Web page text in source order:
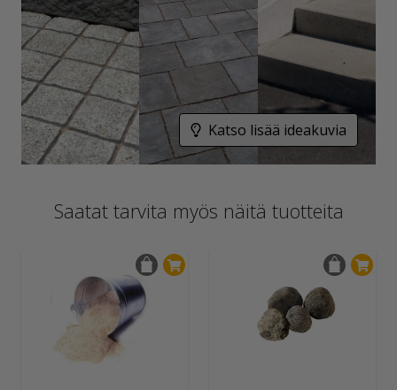
Katso lisää ideakuvia
Saatat tarvita myös näitä tuotteita